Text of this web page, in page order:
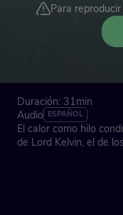
Para
Duración: 31min
Audio ESPAÑOL
El calor como hilo
de Lord Kelvin, el de
Guión y locución: